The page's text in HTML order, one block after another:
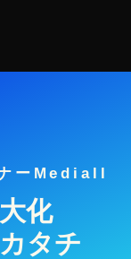
ーMediall
化
タチ